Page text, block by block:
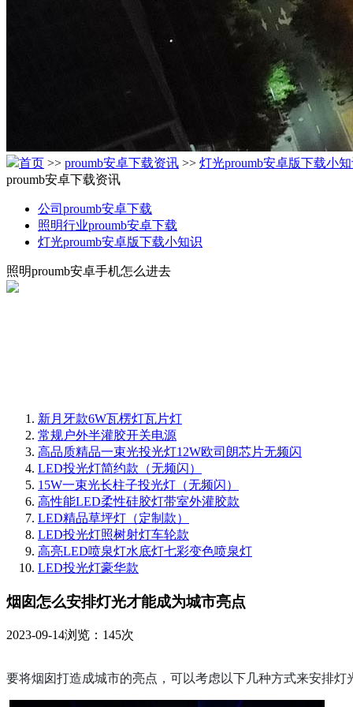
首页 >> proumb安卓下载资讯 >> 灯光proumb安卓版下载小
proumb安卓下载资讯
公司proumb安卓下载
照明行业proumb安卓下载
灯光proumb安卓版下载小知识
照明proumb安卓手机怎么进去
新月牙款6W瓦楞灯瓦片灯
常规户外半灌胶开关电源
高品质精品一束光投光灯12W欧司朗芯片无频闪
LED投光灯简约款（无频闪）
15W一束光长柱子投光灯（无频闪）
高性能LED柔性硅胶灯带室外灌胶款
LED精品草坪灯（定制款）
LED投光灯照树射灯车轮款
高亮LED喷泉灯水底灯七彩变色喷泉灯
LED投光灯豪华款
烟囱怎么安排灯光才能成为城市亮点
2023-09-14浏览：145次
要将烟囱打造成城市的亮点，可以考虑以下几种方式来安排灯光